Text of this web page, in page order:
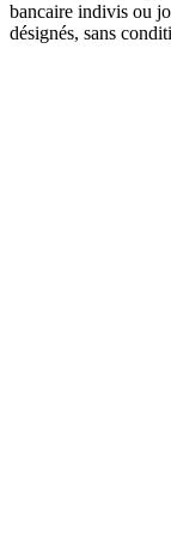
bancaire indivis ou
désignés, sans